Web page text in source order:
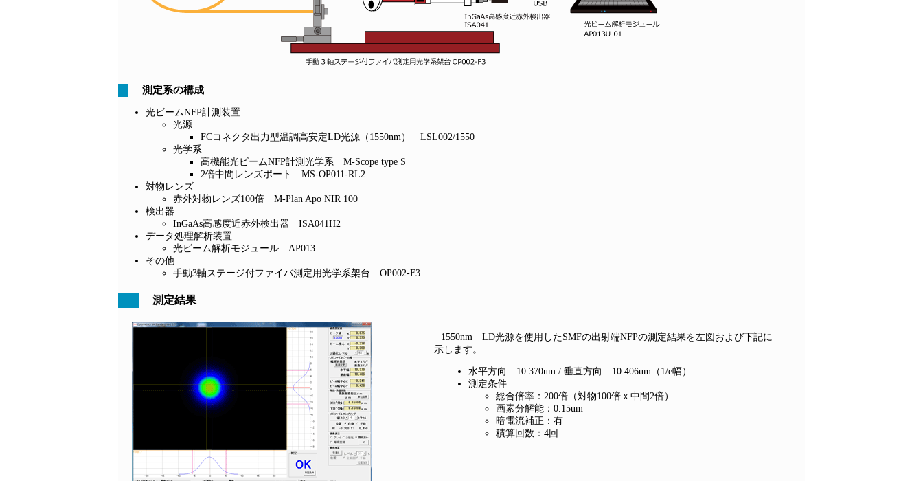
測定系の構成
光ビームNFP計測装置
光源
FCコネクタ出力型温調高安定LD光源（1550nm） LSL002/1550
光学系
高機能光ビームNFP計測光学系 M-Scope type S
2倍中間レンズポート MS-OP011-RL2
対物レンズ
赤外対物レンズ100倍 M-Plan Apo NIR 100
検出器
InGaAs高感度近赤外検出器 ISA041H2
データ処理解析装置
光ビーム解析モジュール AP013
その他
手動3軸ステージ付ファイバ測定用光学系架台 OP002-F3
測定結果
1550nm LD光源を使用したSMFの出射端NFPの測定結果を左図および下記に
示します。
水平方向 10.370um / 垂直方向 10.406um（1/e幅）
測定条件
総合倍率：200倍（対物100倍ｘ中間2倍）
画素分解能：0.15um
暗電流補正：有
積算回数：4回